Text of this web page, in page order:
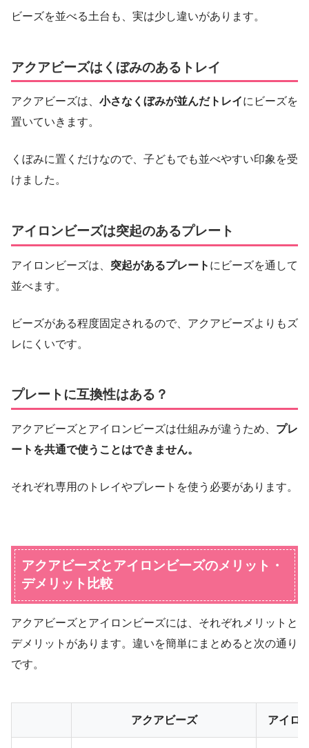
ビーズを並べる土台も、実は少し違いがあります。
アクアビーズはくぼみのあるトレイ
アクアビーズは、 小さなくぼみが並んだトレイにビーズを
置いていきます。
くぼみに置くだけなので、子どもでも並べやすい印象を受
けました。
アイロンビーズは突起のあるプレート
アイロンビーズは、 突起があるプレート にビーズを通して
並べます。
ビーズがある程度固定されるので、アクアビーズよりもズ
レにくいです。
プレートに互換性はある？
アクアビーズとアイロンビーズは仕組みが違うため、 プレ
ートを共通で使うことはできません。
それぞれ専用のトレイやプレートを使う必要があります。
アクアビーズとアイロンビーズのメリット・
デメリット比較
アクアビーズとアイロンビーズには、それぞれメリットと
デメリットがあります。違いを簡単にまとめると次の通り
です。
アクアビーズ アイロ